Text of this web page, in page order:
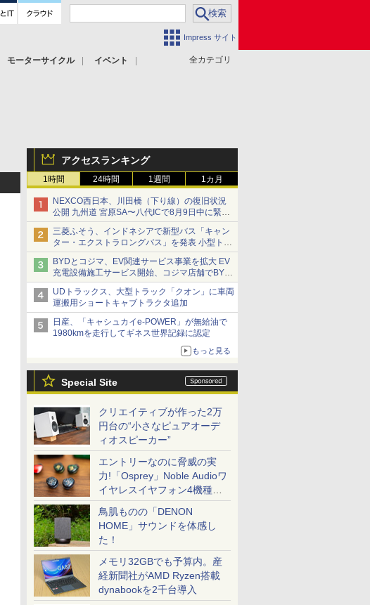
Impress サイト
全カテゴリ
モーターサイクル
イベント
アクセスランキング
1時間 24時間 1週間 1カ月
NEXCO西日本、川田橋（下り線）の復旧状況
公開 九州道 宮原SA〜八代ICで8月9日中に緊急
車両を通行可能に
三菱ふそう、インドネシアで新型バス「キャン
ター・エクストラロングバス」を発表 小型トラ
ックベースの観光・旅客輸送向けバス
BYDとコジマ、EV関連サービス事業を拡大 EV
充電設備施工サービス開始、コジマ店舗でBYD
車の展示・試乗イベントを強化
UDトラックス、大型トラック「クオン」に車両
運搬用ショートキャブトラクタ追加
日産、「キャシュカイe-POWER」が無給油で
1980kmを走行してギネス世界記録に認定
もっと見る
Special Site
クリエイティブが作った2万
円台の“小さなピュアオーデ
ィオスピーカー”
エントリーなのに脅威の実
力!「Osprey」Noble Audioワ
イヤレスイヤフォン4機種を
一気に聴く
鳥肌ものの「DENON
HOME」サウンドを体感し
た！
メモリ32GBでも予算内。産
経新聞社がAMD Ryzen搭載
dynabookを2千台導入